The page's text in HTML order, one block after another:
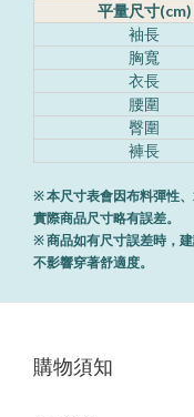
平量尺寸(cm)
袖長
胸寬
衣長
腰圍
臀圍
褲長
※ 本尺寸表會因布料彈性
實際商品尺寸略有誤差。
※ 商品如有尺寸誤差時，
不影響穿著舒適度。
購物須知